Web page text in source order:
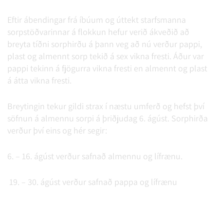
Eftir ábendingar frá íbúum og úttekt starfsmanna
sorpstöðvarinnar á flokkun hefur verið ákveðið að
breyta tíðni sorphirðu á þann veg að nú verður pappi,
plast og almennt sorp tekið á sex vikna fresti. Áður var
pappi tekinn á fjögurra vikna fresti en almennt og plast
á átta vikna fresti.
Breytingin tekur gildi strax í næstu umferð og hefst því
söfnun á almennu sorpi á þriðjudag 6. ágúst. Sorphirða
verður því eins og hér segir:
6. – 16. ágúst verður safnað almennu og lífrænu.
19. – 30. ágúst verður safnað pappa og lífrænu